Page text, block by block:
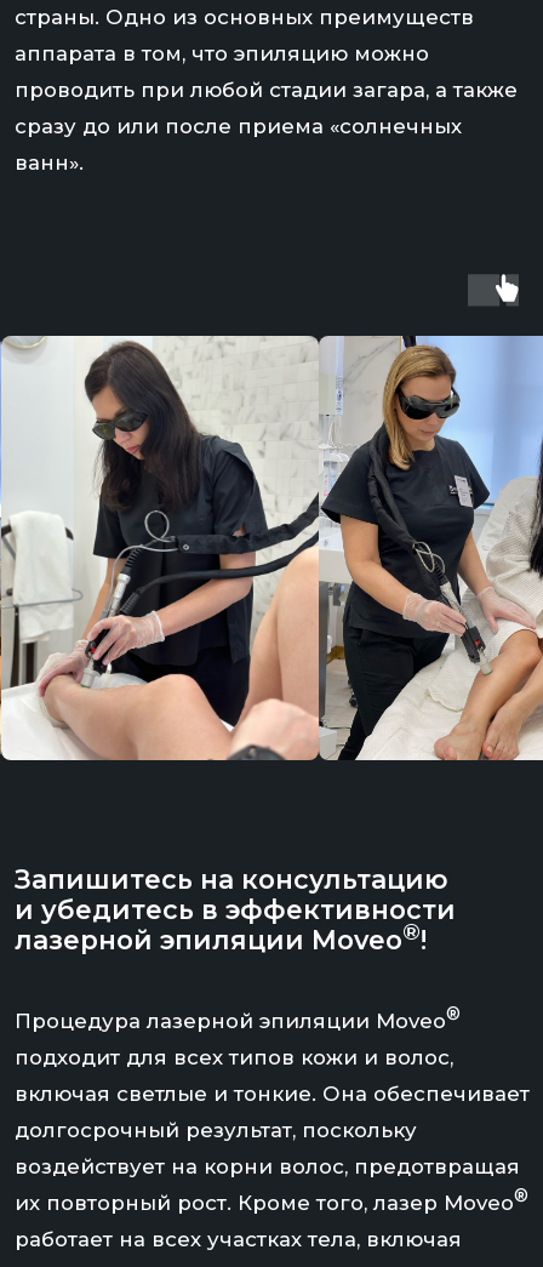
и убедитесь в эффективности
лазерной эпиляции Moveo
!
Процедура лазерной эпиляции Moveo®
подходит для всех типов кожи и волос,
включая светлые и тонкие. Она обеспечивает
долгосрочный результат, поскольку
воздействует на корни волос, предотвращая
их повторный рост. Кроме того, лазер Moveo ®
работает на всех участках тела, включая
деликатные зоны, такие как лицо, верхняя
губа и зона бикини.
С нашими косметологами
легко и непринуждённо